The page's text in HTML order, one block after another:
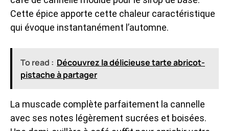
Cette épice apporte cette chaleur caractéristique
qui évoque instantanément l’automne.
To read : Découvrez la délicieuse tarte abricot-
pistache à partager
La muscade complète parfaitement la cannelle
avec ses notes légèrement sucrées et boisées.